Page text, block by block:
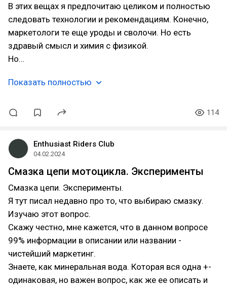
В этих вещах я предпочитаю целиком и полностью
следовать технологии и рекомендациям. Конечно,
маркетологи те еще уроды и сволочи. Но есть
здравый смысл и химия с физикой.
Но…
Показать полностью
114
Enthusiast Riders Club
04.02.2024
Смазка цепи мотоцикла. Эксперименты
Смазка цепи. Эксперименты.
Я тут писал недавно про то, что выбираю смазку.
Изучаю этот вопрос.
Скажу честно, мне кажется, что в данном вопросе
99% информации в описании или названии -
чистейший маркетинг.
Знаете, как минеральная вода. Которая вся одна +-
одинаковая, но важен вопрос, как же ее описать и